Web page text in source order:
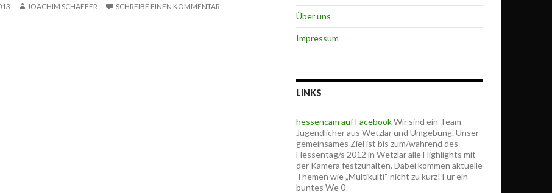
JOACHIM SCHAEFER SCHREIBE EINEN KOMMENTAR
Über uns
Impressum
LINKS
hessencam auf FacebookWir sind ein Team
Jugendlicher aus Wetzlar und Umgebung. Unser
gemeinsames Ziel ist bis zum/während des
Hessentag/s 2012 in Wetzlar alle Highlights mit
der Kamera festzuhalten. Dabei kommen aktuelle
Themen wie „Multikulti“ nicht zu kurz! Für ein
buntes We 0